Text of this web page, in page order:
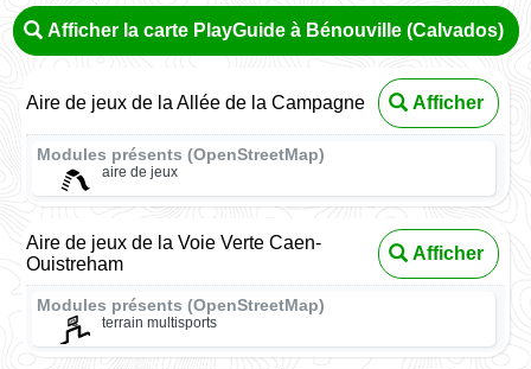
Afficher la carte PlayGuide à Bénouville (Calvados)
Aire de jeux de la Allée de la Campagne Afficher
Modules présents (OpenStreetMap)
aire de jeux
Aire de jeux de la Voie Verte Caen-
Ouistreham
Afficher
Modules présents (OpenStreetMap)
terrain multisports